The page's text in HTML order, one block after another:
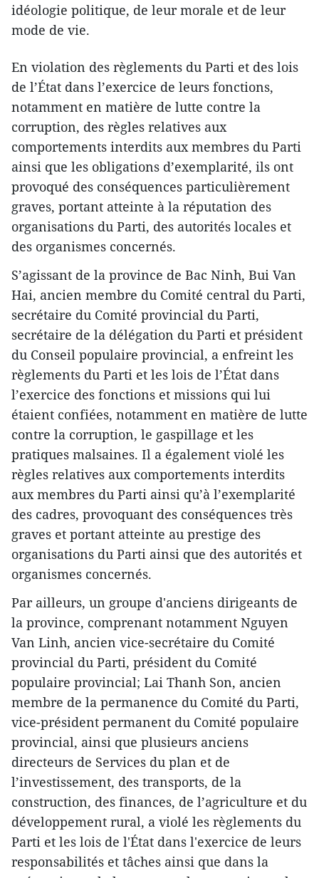
idéologie politique, de leur morale et de leur
mode de vie.
En violation des règlements du Parti et des lois
de l’État dans l’exercice de leurs fonctions,
notamment en matière de lutte contre la
corruption, des règles relatives aux
comportements interdits aux membres du Parti
ainsi que les obligations d’exemplarité, ils ont
provoqué des conséquences particulièrement
graves, portant atteinte à la réputation des
organisations du Parti, des autorités locales et
des organismes concernés.
S’agissant de la province de Bac Ninh, Bui Van
Hai, ancien membre du Comité central du Parti,
secrétaire du Comité provincial du Parti,
secrétaire de la délégation du Parti et président
du Conseil populaire provincial, a enfreint les
règlements du Parti et les lois de l’État dans
l’exercice des fonctions et missions qui lui
étaient confiées, notamment en matière de lutte
contre la corruption, le gaspillage et les
pratiques malsaines. Il a également violé les
règles relatives aux comportements interdits
aux membres du Parti ainsi qu’à l’exemplarité
des cadres, provoquant des conséquences très
graves et portant atteinte au prestige des
organisations du Parti ainsi que des autorités et
organismes concernés.
Par ailleurs, un groupe d'anciens dirigeants de
la province, comprenant notamment Nguyen
Van Linh, ancien vice-secrétaire du Comité
provincial du Parti, président du Comité
populaire provincial; Lai Thanh Son, ancien
membre de la permanence du Comité du Parti,
vice-président permanent du Comité populaire
provincial, ainsi que plusieurs anciens
directeurs de Services du plan et de
l’investissement, des transports, de la
construction, des finances, de l’agriculture et du
développement rural, a violé les règlements du
Parti et les lois de l'État dans l'exercice de leurs
responsabilités et tâches ainsi que dans la